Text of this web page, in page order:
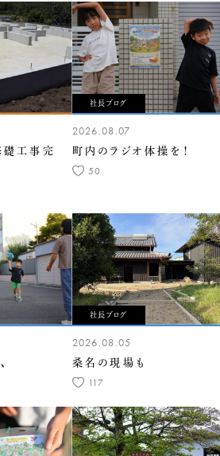
礎工事完
社長ブログ
2026.08.07
町内のラジオ体操を！
50
社長ブログ
2026.08.05
桑名の現場も
117